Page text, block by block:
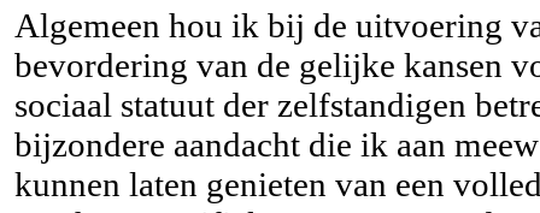
Algemeen hou ik bij de uitvoering
bevordering van de gelijke kansen
sociaal statuut der zelfstandigen
bijzondere aandacht die ik aan
kunnen laten genieten van een